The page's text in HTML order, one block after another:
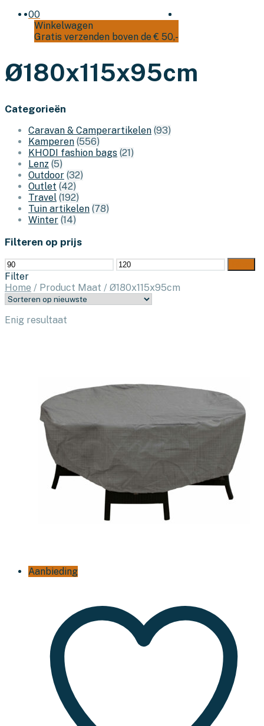
00
Winkelwagen
Gratis verzenden boven de € 50,-
Ø180x115x95cm
Categorieën
Caravan & Camperartikelen (93)
Kamperen (556)
KHODI fashion bags (21)
Lenz (5)
Outdoor (32)
Outlet (42)
Travel (192)
Tuin artikelen (78)
Winter (14)
Filteren op prijs
Min.
prijs
Max.
prijs
Filter
Home / Product Maat / Ø180x115x95cm
Enig resultaat
Aanbieding